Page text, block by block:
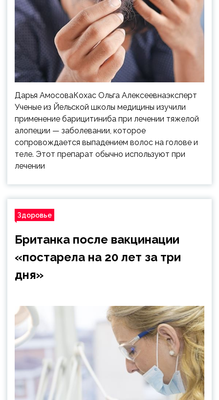
Дарья АмосоваКохас Ольга Алексеевнаэксперт
Ученые из Йельской школы медицины изучили
применение барицитиниба при лечении тяжелой
алопеции — заболевании, которое
сопровождается выпадением волос на голове и
теле. Этот препарат обычно используют при
лечении
Здоровье
Британка после вакцинации
«постарела на 20 лет за три
дня»